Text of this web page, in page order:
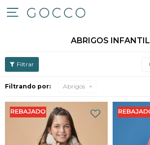

ABRIGOS INFANTIL
Filtrando por: Abrigos